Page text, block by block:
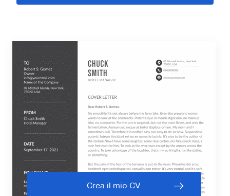
Immobiliare
Crea il mio CV